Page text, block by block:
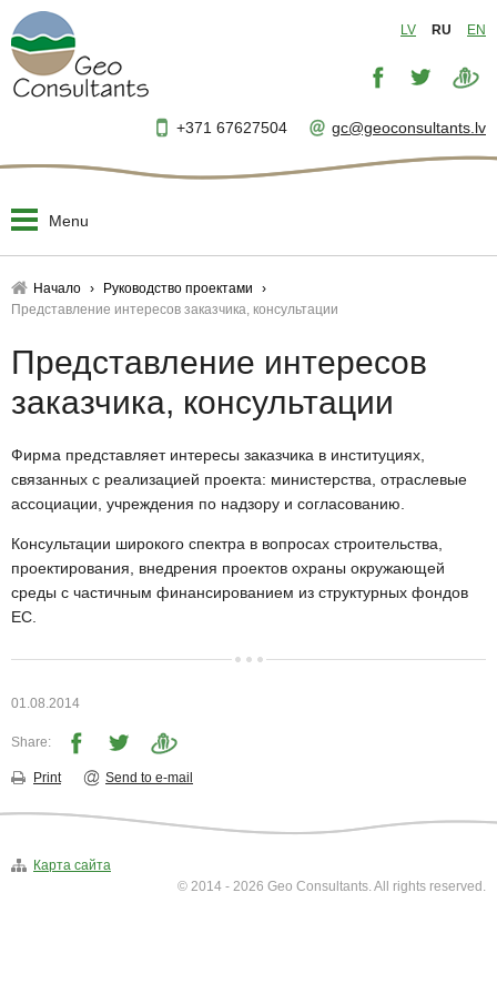
LV RU EN
+371 67627504 gc@geoconsultants.lv
Menu
Разработка проектов
Исследования окружающей среды
Контакты
Начало
Руководство проектами
Представление интересов заказчика, консультации
Представление интересов
заказчика, консультации
Фирма представляет интересы заказчика в институциях,
связанных с реализацией проекта: министерства, отраслевые
ассоциации, учреждения по надзору и согласованию.
Консультации широкого спектра в вопросах строительства,
проектирования, внедрения проектов охраны окружающей
среды с частичным финансированием из структурных фондов
ЕС.
01.08.2014
Share:
Print Send to e-mail
Карта сайта
© 2014 - 2026 Geo Consultants. All rights reserved.